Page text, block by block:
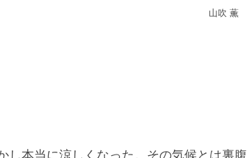
山吹 薫
し本当に涼しくなった。その気候とは裏腹